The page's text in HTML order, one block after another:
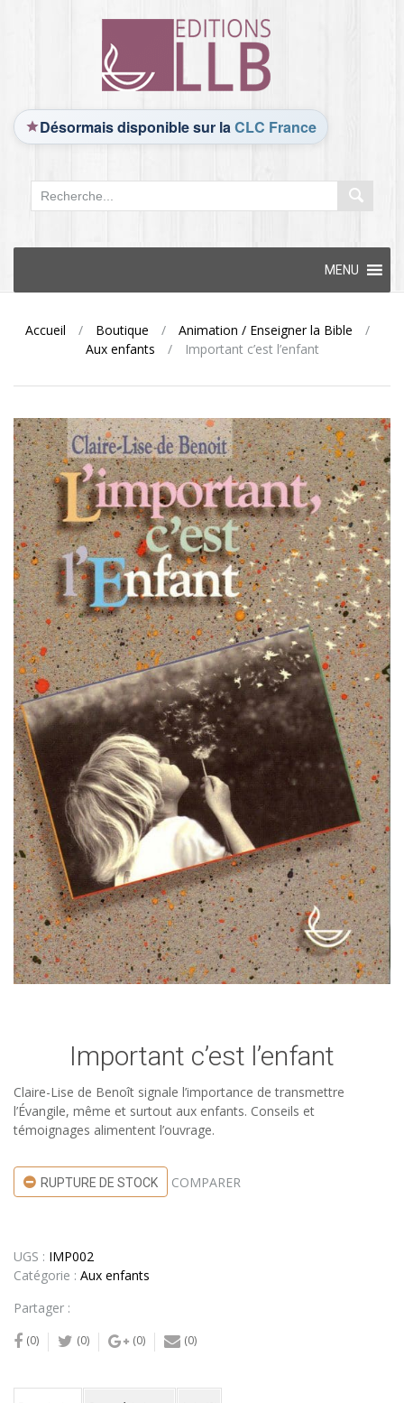
Désormais disponible sur laCLC France
content
MENU
Accueil / Boutique / Animation / Enseigner la Bible
/
Aux enfants
/ Important c’est l’enfant
Important c’est l’enfant
Claire-Lise de Benoît signale l’importance de transmettre
l’Évangile, même et surtout aux enfants. Conseils et
témoignages alimentent l’ouvrage.
RUPTURE DE STOCK COMPARER
UGS : IMP002
Catégorie : Aux enfants
Partager :
(0) (0) (0) (0)